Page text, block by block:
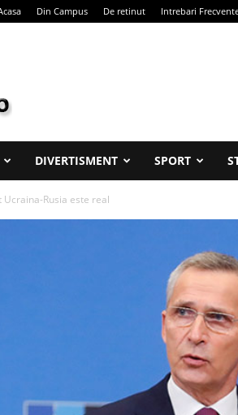
Din Campus De retinut Intrebari
DIVERTISMENT SPORT
Ucraina-Rusia este real